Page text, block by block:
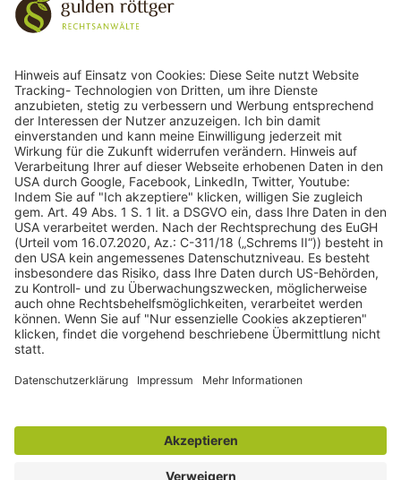
gulden röttger rechtsanwälte
gulden röttger rechtsanwälte
Jean-Pierre-Jungels-Str.10
55126 Mainz
06131 240950
anfrage@ggr-law.com
Kontakt
Datenschutzerklärung
Widerrufsbelehrung